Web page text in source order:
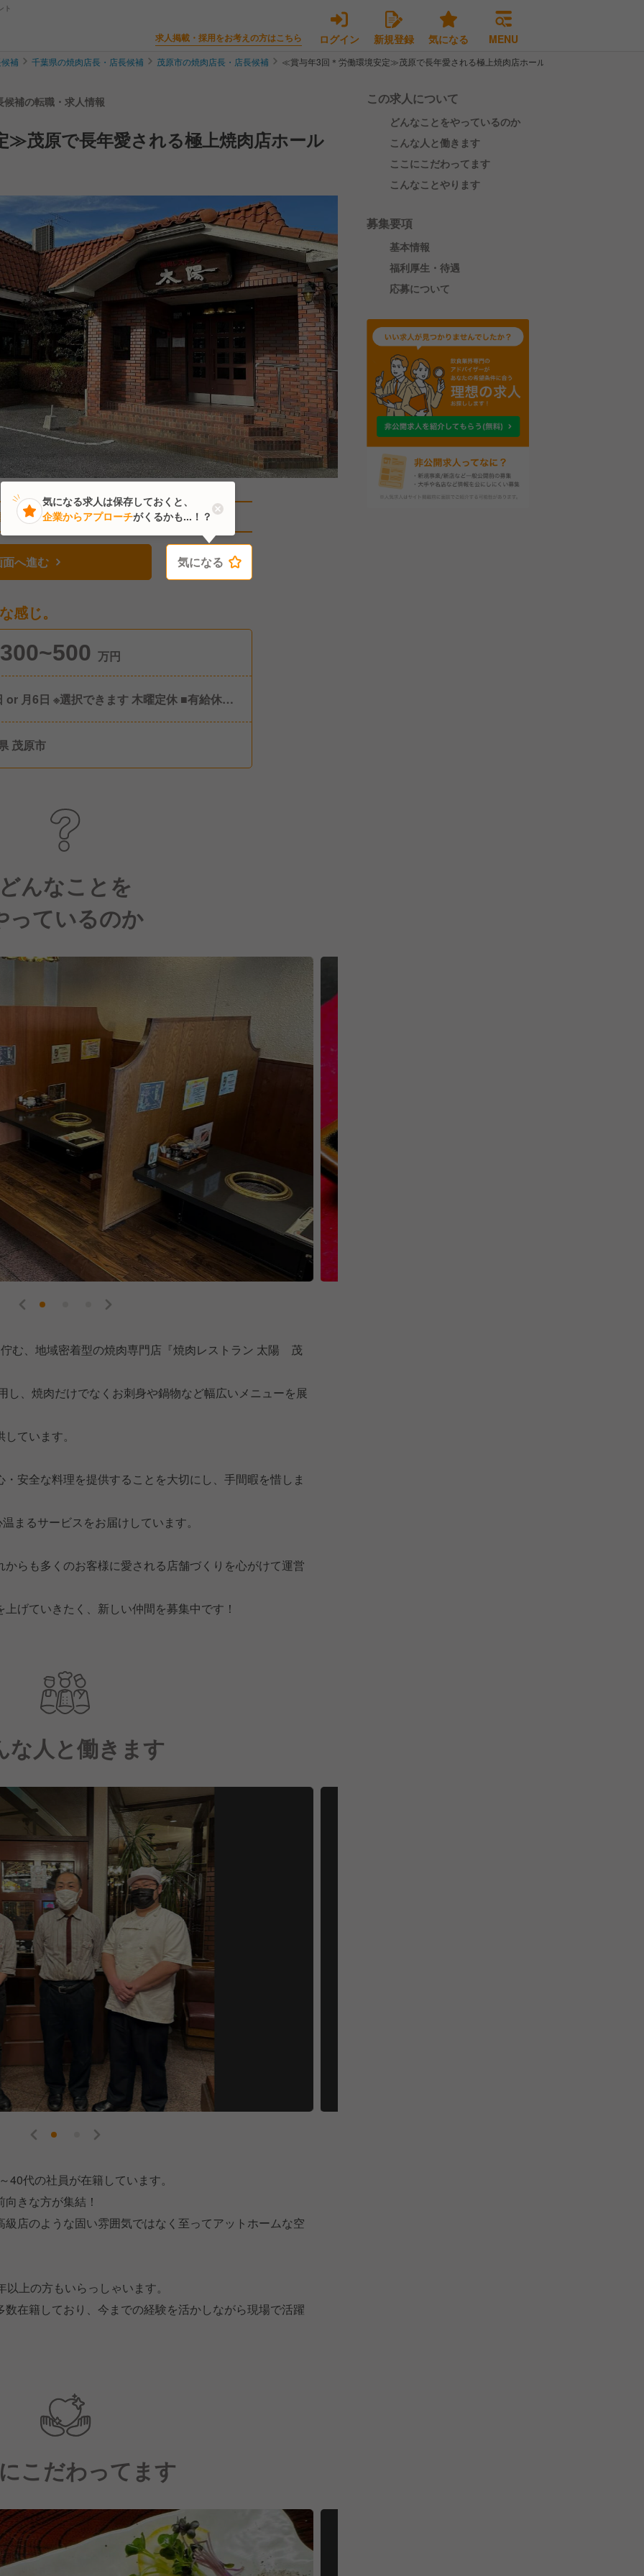
ト
求人掲載・採用をお考えの方はこちら ログイン 新規登録 気になる MENU
補 千葉県の焼肉店長・店長候補 茂原市の焼肉店長・店長候補 ≪賞与年3回＊労働環境安定≫茂原で長年愛される極上焼肉店ホール長を募集！
補の転職・求人情報
≫茂原で長年愛される極上焼肉店ホール
近1人がこの求人を検討中
へ進む 気になる
感じ。
300~500 万円
月6日 ※選択できます 木曜定休 ■有給休暇
茂原市
んなことを
っているのか
む、地域密着型の焼肉専門店『焼肉レストラン 太陽 茂
し、焼肉だけでなくお刺身や鍋物など幅広いメニューを展
ています。
安全な料理を提供することを大切にし、手間暇を惜しま
まるサービスをお届けしています。
らも多くのお客様に愛される店舗づくりを心がけて運営
げていきたく、新しい仲間を募集中です！
な人と働きます
代の社員が在籍しています。
きな方が集結！
店のような固い雰囲気ではなく至ってアットホームな空
上の方もいらっしゃいます。
在籍しており、今までの経験を活かしながら現場で活躍
こだわってます
この求人について
どんなことをやっているのか
こんな人と働きます
ここにこだわってます
こんなことやります
募集要項
基本情報
福利厚生・待遇
応募について
気になる
気になる求人は保存しておくと、
企業からアプローチがくるかも...！？